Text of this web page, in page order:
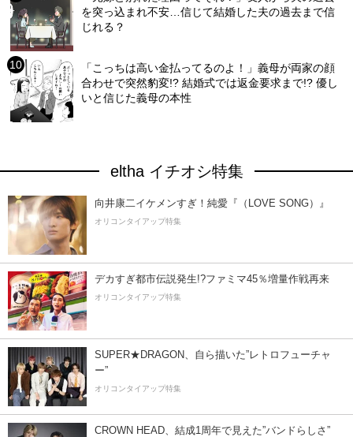
を突っ込まれ不安…信じて結婚した夫の過去まで信
じれる？
「こっちは高い金払ってるのよ！」義母が両家の顔
合わせで突然豹変!? 結婚式では返金要求まで!? 優し
いと信じた義母の本性
eltha イチオシ特集
向井康二イケメンすぎ！純愛『（LOVE SONG）』
オリコンタイアップ特集
デカすぎ都市伝説発生!?ファミマ45％増量作戦再来
オリコンタイアップ特集
SUPER★DRAGON、自ら描いた”レトロフューチャ
ー”
オリコンタイアップ特集
CROWN HEAD、結成1周年で見えた”バンドらしさ”